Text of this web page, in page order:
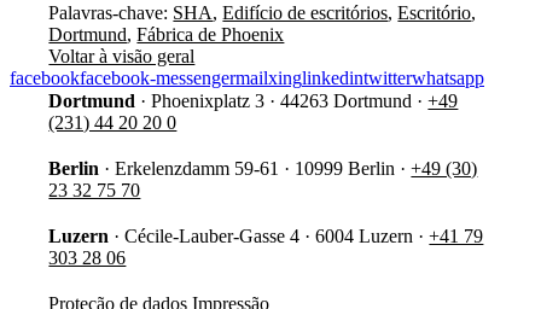
Palavras-chave: SHA,Edifício de escritórios,Escritório,
Dortmund,Fábrica de Phoenix
Voltar à visão geral
facebookfacebook-messengermailxinglinkedintwitterwhatsapp
Dortmund · Phoenixplatz 3 · 44263 Dortmund · +49
(231) 44 20 20 0
Berlin · Erkelenzdamm 59-61 · 10999 Berlin · +49 (30)
23 32 75 70
Luzern · Cécile-Lauber-Gasse 4 · 6004 Luzern · +41 79
303 28 06
Proteção de dados Impressão